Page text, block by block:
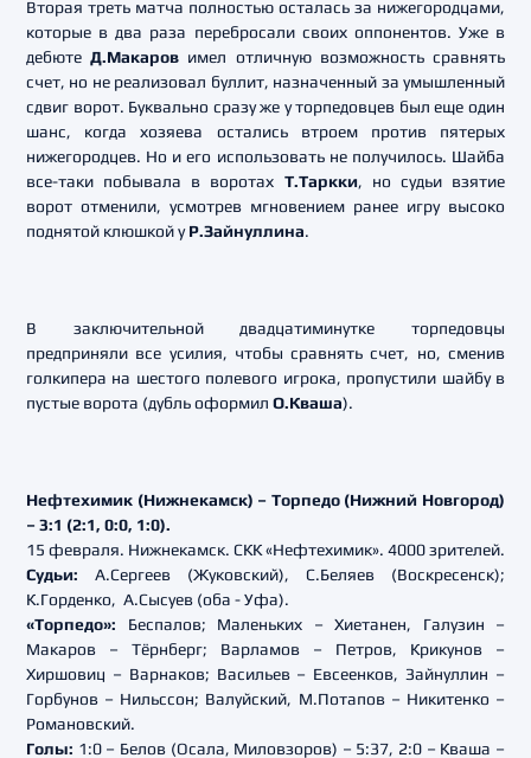
Вторая треть матча полностью осталась за нижегородцами,
которые в два раза перебросали своих оппонентов. Уже в
дебютеД.Макаров имел отличную возможность сравнять
счет, но не реализовал буллит, назначенный за умышленный
сдвиг ворот. Буквально сразу же у торпедовцев был еще один
шанс, когда хозяева остались втроем против пятерых
нижегородцев. Но и его использовать не получилось. Шайба
все-таки побывала в воротах Т.Таркки, но судьи взятие
ворот отменили, усмотрев мгновением ранее игру высоко
поднятой клюшкой уР.Зайнуллина.
В заключительной двадцатиминутке торпедовцы
предприняли все усилия, чтобы сравнять счет, но, сменив
голкипера на шестого полевого игрока, пропустили шайбу в
пустые ворота (дубль оформил О.Кваша).
Нефтехимик (Нижнекамск) – Торпедо (Нижний Новгород)
– 3:1 (2:1, 0:0, 1:0).
15 февраля. Нижнекамск. СКК «Нефтехимик». 4000 зрителей.
Судьи: А.Сергеев (Жуковский), С.Беляев (Воскресенск);
К.Горденко, А.Сысуев (оба - Уфа).
«Торпедо»: Беспалов; Маленьких – Хиетанен, Галузин –
Макаров – Тёрнберг; Варламов – Петров, Крикунов –
Хиршовиц – Варнаков; Васильев – Евсеенков, Зайнуллин –
Горбунов – Нильссон; Валуйский, М.Потапов – Никитенко –
Романовский.
Голы: 1:0 – Белов (Осала, Миловзоров) – 5:37, 2:0 – Кваша –